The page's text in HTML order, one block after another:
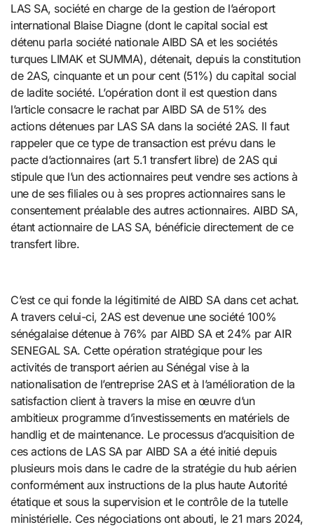
LAS SA, société en charge de la gestion de l’aéroport
international Blaise Diagne (dont le capital social est
détenu parla société nationale AIBD SA et les sociétés
turques LIMAK et SUMMA), détenait, depuis la constitution
de 2AS, cinquante et un pour cent (51%) du capital social
de ladite société. L’opération dont il est question dans
l’article consacre le rachat par AIBD SA de 51% des
actions détenues par LAS SA dans la société 2AS. Il faut
rappeler que ce type de transaction est prévu dans le
pacte d’actionnaires (art 5.1 transfert libre) de 2AS qui
stipule que l’un des actionnaires peut vendre ses actions à
une de ses filiales ou à ses propres actionnaires sans le
consentement préalable des autres actionnaires. AIBD SA,
étant actionnaire de LAS SA, bénéficie directement de ce
transfert libre.
C’est ce qui fonde la légitimité de AIBD SA dans cet achat.
A travers celui-ci, 2AS est devenue une société 100%
sénégalaise détenue à 76% par AIBD SA et 24% par AIR
SENEGAL SA. Cette opération stratégique pour les
activités de transport aérien au Sénégal vise à la
nationalisation de l’entreprise 2AS et à l’amélioration de la
satisfaction client à travers la mise en œuvre d’un
ambitieux programme d’investissements en matériels de
handlig et de maintenance. Le processus d’acquisition de
ces actions de LAS SA par AIBD SA a été initié depuis
plusieurs mois dans le cadre de la stratégie du hub aérien
conformément aux instructions de la plus haute Autorité
étatique et sous la supervision et le contrôle de la tutelle
ministérielle. Ces négociations ont abouti, le 21 mars 2024,